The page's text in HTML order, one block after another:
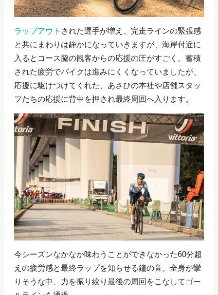
ラップアウト された選手が増え、完走ラインの緊張感
と共にまわりは静かになっていきますが、海岸付近に
入るとコース脇の観客からの応援の圧がすごく、蓄積
された疲労でバイクは進みにくくなっていましたが、
応援に駆けつけてくれた、あさひの本社や店舗スタッ
フたちの応援に背中を押され最終周回へ入ります。
今シーズンなかなか味わうことができなかった60分超
えの疲労感と最終ラップを知らせる鐘の音。全身が攣
りそうな中、力を振り絞り最後の周回をこなしてゴー